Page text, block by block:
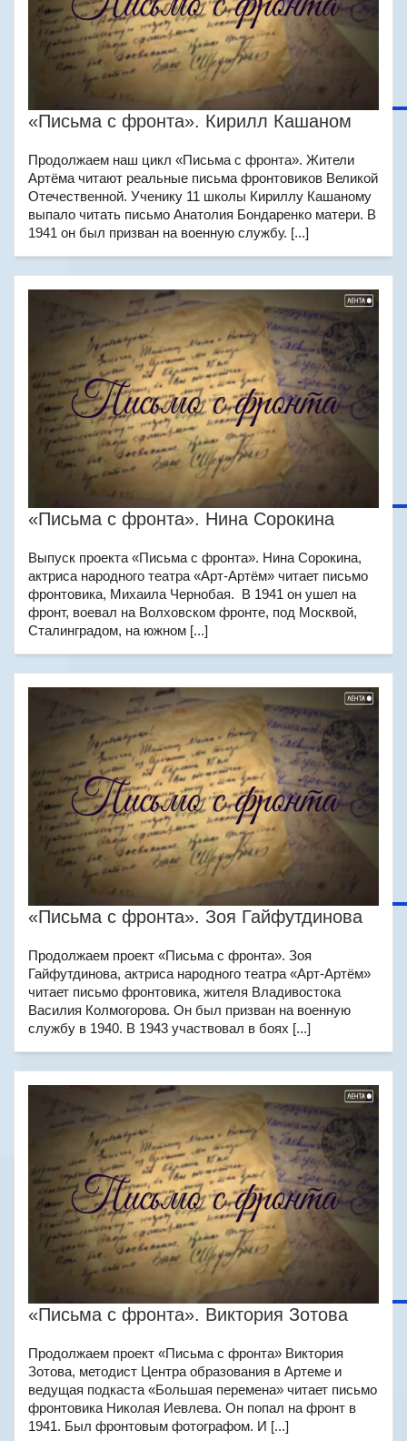
«Письма с фронта». Кирилл Кашаном
Продолжаем наш цикл «Письма с фронта». Жители
Артёма читают реальные письма фронтовиков Великой
Отечественной. Ученику 11 школы Кириллу Кашаному
выпало читать письмо Анатолия Бондаренко матери. В
1941 он был призван на военную службу. [...]
«Письма с фронта». Нина Сорокина
Выпуск проекта «Письма с фронта». Нина Сорокина,
актриса народного театра «Арт-Артём» читает письмо
фронтовика, Михаила Чернобая. В 1941 он ушел на
фронт, воевал на Волховском фронте, под Москвой,
Сталинградом, на южном [...]
«Письма с фронта». Зоя Гайфутдинова
Продолжаем проект «Письма с фронта». Зоя
Гайфутдинова, актриса народного театра «Арт-Артём»
читает письмо фронтовика, жителя Владивостока
Василия Колмогорова. Он был призван на военную
службу в 1940. В 1943 участвовал в боях [...]
«Письма с фронта». Виктория Зотова
Продолжаем проект «Письма с фронта» Виктория
Зотова, методист Центра образования в Артеме и
ведущая подкаста «Большая перемена» читает письмо
фронтовика Николая Иевлева. Он попал на фронт в
1941. Был фронтовым фотографом. И [...]